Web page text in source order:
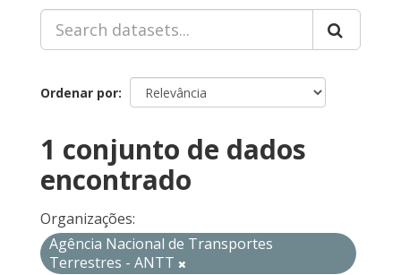
Ordenar por
1 conjunto de dados
encontrado
Organizações:
Agência Nacional de Transportes
Terrestres - ANTT